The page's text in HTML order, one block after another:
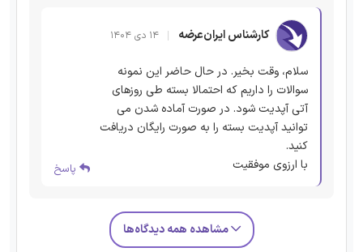
کارشناس ایران‌عرضه ۱۴ دی ۱۴۰۴
سلام، وقت بخیر. در حال حاضر این نمونه
سوالات را داریم که احتمالا بسته طی روزهای
آتی آپدیت شود. در صورت آماده شدن می
توانید آپدیت بسته را به صورت رایگان دریافت
کنید.
با ارزوی موفقیت
پاسخ
مشاهده همه دیدگاه‌ها